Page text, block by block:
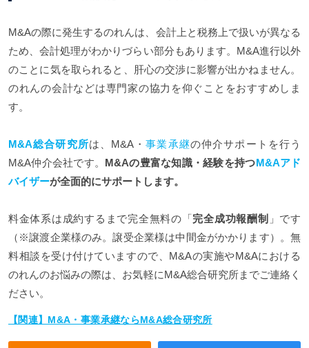
M&Aの際に発生するのれんは、会計上と税務上で扱いが異なる
ため、会計処理がわかりづらい部分もあります。M&A進行以外
のことに気を取られると、肝心の交渉に影響が出かねません。
のれんの会計などは専門家の協力を仰ぐことをおすすめしま
す。
M&A総合研究所は、M&A・事業承継の仲介サポートを行う
M&A仲介会社です。 M&Aの豊富な知識・経験を持つM&Aアド
バイザーが全面的にサポートします。
料金体系は成約するまで完全無料の「完全成功報酬制 」です
（※譲渡企業様のみ。譲受企業様は中間金がかかります）。無
料相談を受け付けていますので、M&Aの実施やM&Aにおける
のれんのお悩みの際は、お気軽にM&A総合研究所までご連絡く
ださい。
【関連】M&A・事業承継ならM&A総合研究所